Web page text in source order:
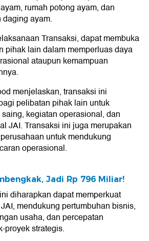
rumah potong ayam, dan
ayam.
Transaksi, dapat membuka
pihak lain dalam memperluas daya
ataupun kemampuan
menjelaskan, transaksi ini
pelibatan pihak lain untuk
kegiatan operasional, dan
JAI. Transaksi ini juga merupakan
untuk mendukung
operasional.
Jadi Rp 796 Miliar!
diharapkan dapat memperkuat
mendukung pertumbuhan bisnis,
usaha, dan percepatan
proyek strategis.